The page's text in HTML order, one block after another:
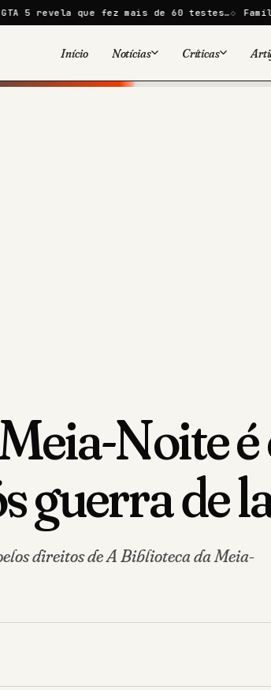
que fez mais de 60 testes… Família de
Início Notícias
Viral
Críticas
Cinema
Noite
guerra de
direitos de A Biblioteca da Meia-